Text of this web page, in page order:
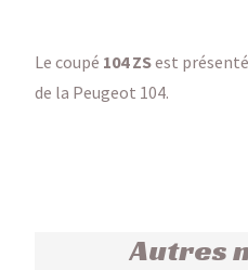
Le coupé 104 ZSest
de la Peugeot 104.
Autres